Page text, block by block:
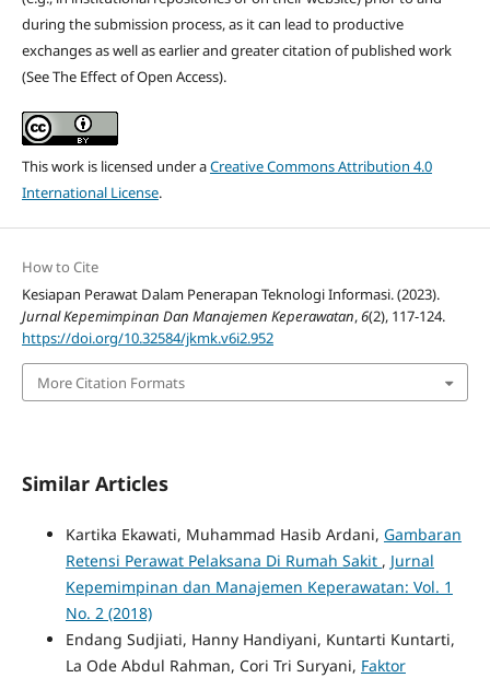
during the submission process, as it can lead to productive
exchanges as well as earlier and greater citation of published work
(See The Effect of Open Access).
This work is licensed under aCreative Commons Attribution 4.0
International License.
How to Cite
Kesiapan Perawat Dalam Penerapan Teknologi Informasi. (2023).
Jurnal Kepemimpinan Dan Manajemen Keperawatan,6(2), 117-124.
https://doi.org/10.32584/jkmk.v6i2.952
More Citation Formats
Similar Articles
Kartika Ekawati, Muhammad Hasib Ardani, Gambaran
Retensi Perawat Pelaksana Di Rumah Sakit , Jurnal
Kepemimpinan dan Manajemen Keperawatan: Vol. 1
No. 2 (2018)
Endang Sudjiati, Hanny Handiyani, Kuntarti Kuntarti,
La Ode Abdul Rahman, Cori Tri Suryani, Faktor